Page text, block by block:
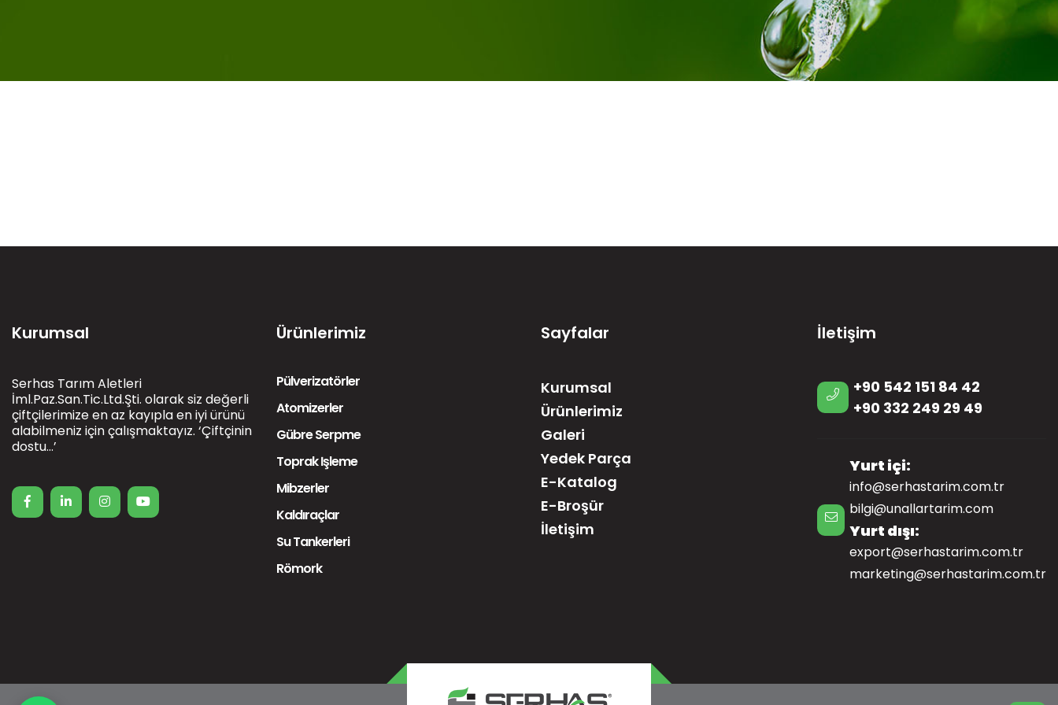
Kurumsal
Serhas Tarım Aletleri
İml.Paz.San.Tic.Ltd.Şti. olarak siz değerli
çiftçilerimize en az kayıpla en iyi ürünü
alabilmeniz için çalışmaktayız. ‘Çiftçinin
dostu…’
Ürünlerimiz
Pülverizatörler
Atomizerler
Gübre Serpme
Toprak İşleme
Mibzerler
Kaldıraçlar
Su Tankerleri
Römork
Sayfalar
Kurumsal
Ürünlerimiz
Galeri
Yedek Parça
E-Katalog
E-Broşür
İletişim
İletişim
+90 542 151 84 42
+90 332 249 29 49
Yurt içi:
info@serhastarim.com.tr
bilgi@unallartarim.com
Yurt dışı:
export@serhastarim.com.tr
marketing@serhastarim.com.tr